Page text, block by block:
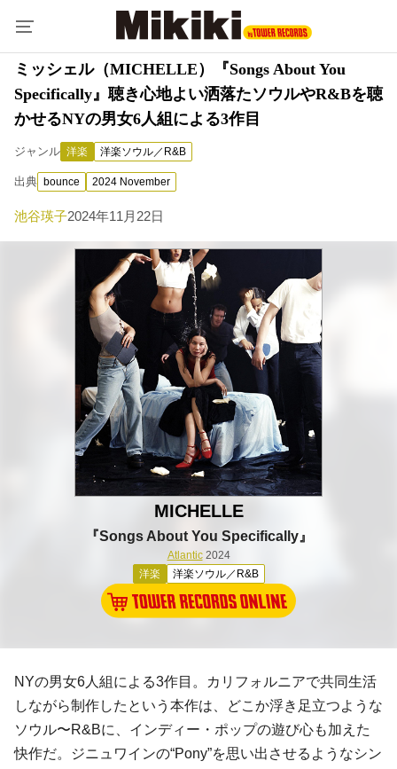
ミッシェル（MICHELLE）『Songs About You
Specifically』聴き心地よい洒落たソウルやR&Bを聴
かせるNYの男女6人組による3作目
ジャンル 洋楽 洋楽ソウル／R&B
出典 bounce 2024 November
池谷瑛子2024年11月22日
MICHELLE
『Songs About You Specifically』
Atlantic2024
洋楽
洋楽ソウル／R&B
NYの男女6人組による3作目。カリフォルニアで共同生活
しながら制作したという本作は、どこか浮き足立つような
ソウル〜R&Bに、インディー・ポップの遊び心も加えた
快作だ。ジニュワインの“Pony”を思い出させるようなシン